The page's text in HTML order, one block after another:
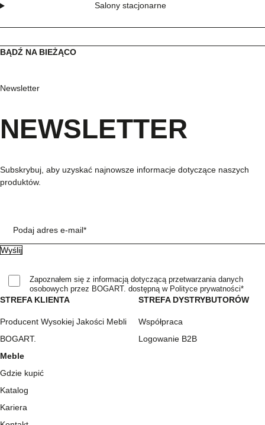
Salony stacjonarne
STREFA KLIENTA
Producent Wysokiej Jakości Mebli
BOGART.
Meble
Gdzie kupić
Katalog
Kariera
STREFA DYSTRYBUTORÓW
Współpraca
Logowanie B2B
BĄDŹ NA BIEŻĄCO
Newsletter
NEWSLETTER
Subskrybuj, aby uzyskać najnowsze informacje dotyczące naszych
produktów.
Podaj adres e-mail*
Zapoznałem się z informacją dotyczącą przetwarzania danych
osobowych przez BOGART. dostępną w Polityce prywatności*